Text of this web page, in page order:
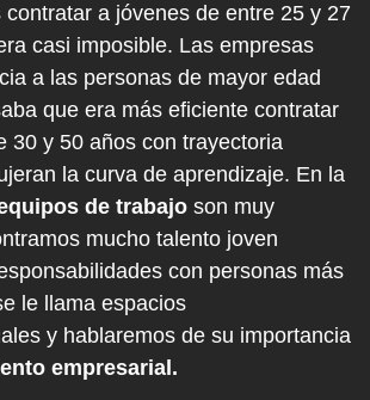
contratar a jóvenes de entre 25 y 27
casi imposible. Las empresas
a las personas de mayor edad
que era más eficiente contratar
30 y 50 años con trayectoria
la curva de aprendizaje. En la
de trabajo son muy
mucho talento joven
con personas más
le llama espacios
y hablaremos de su importancia
empresarial.